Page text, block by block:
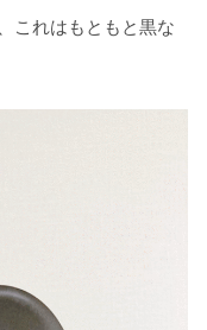
これはもともと黒な